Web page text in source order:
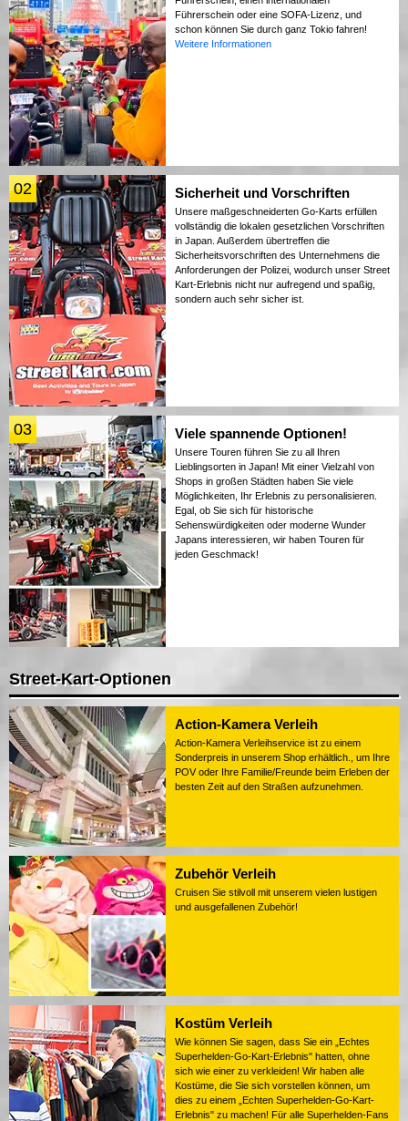
Führerschein oder eine SOFA-Lizenz, und
schon können Sie durch ganz Tokio fahren!
Weitere Informationen
02 Sicherheit und Vorschriften
Unsere maßgeschneiderten Go-Karts erfüllen
vollständig die lokalen gesetzlichen Vorschriften
in Japan. Außerdem übertreffen die
Sicherheitsvorschriften des Unternehmens die
Anforderungen der Polizei, wodurch unser Street
Kart-Erlebnis nicht nur aufregend und spaßig,
sondern auch sehr sicher ist.
03 Viele spannende Optionen!
Unsere Touren führen Sie zu all Ihren
Lieblingsorten in Japan! Mit einer Vielzahl von
Shops in großen Städten haben Sie viele
Möglichkeiten, Ihr Erlebnis zu personalisieren.
Egal, ob Sie sich für historische
Sehenswürdigkeiten oder moderne Wunder
Japans interessieren, wir haben Touren für
jeden Geschmack!
Street-Kart-Optionen
Action-Kamera Verleih
Action-Kamera Verleihservice ist zu einem
Sonderpreis in unserem Shop erhältlich., um Ihre
POV oder Ihre Familie/Freunde beim Erleben der
besten Zeit auf den Straßen aufzunehmen.
Zubehör Verleih
Cruisen Sie stilvoll mit unserem vielen lustigen
und ausgefallenen Zubehör!
Kostüm Verleih
Wie können Sie sagen, dass Sie ein „Echtes
Superhelden-Go-Kart-Erlebnis" hatten, ohne
sich wie einer zu verkleiden! Wir haben alle
Kostüme, die Sie sich vorstellen können, um
dies zu einem „Echten Superhelden-Go-Kart-
Erlebnis" zu machen! Für alle Superhelden-Fans